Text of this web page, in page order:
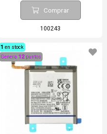
Comprar
100243
1 en stock
Genera 12puntos